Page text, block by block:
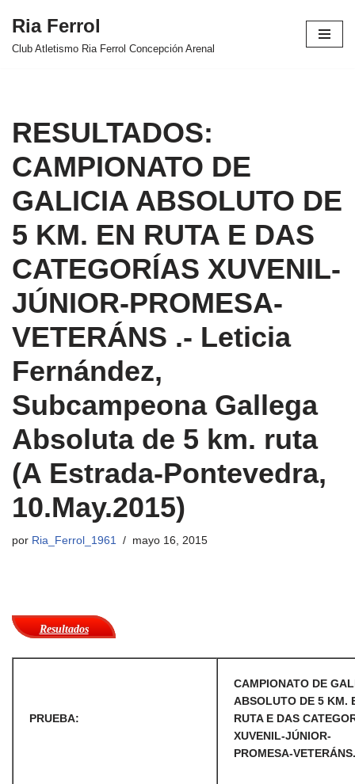
Saltar
Ria Ferrol
Club Atletismo Ria Ferrol Concepción Arenal
RESULTADOS:
CAMPIONATO DE
GALICIA ABSOLUTO DE
5 KM. EN RUTA E DAS
CATEGORÍAS XUVENIL-
JÚNIOR-PROMESA-
VETERÁNS .- Leticia
Fernández,
Subcampeona Gallega
Absoluta de 5 km. ruta
(A Estrada-Pontevedra,
10.May.2015)
por Ria_Ferrol_1961 mayo 16, 2015
Resultados
PRUEBA:
CAMPIONATO DE
ABSOLUTO DE 5 KM.
RUTA E DAS
XUVENIL-JÚNIOR-
PROMESA-VETERÁNS.